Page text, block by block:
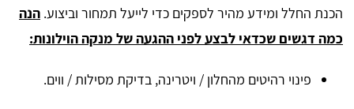
הכנת החלל ומידע מהיר לספקים כדי לייעל תמחור וביצוע. הנה
כמה דגשים שכדאי לבצע לפני ההגעה של מנקה הוילונות:
פינוי רהיטים מהחלון / ויטרינה, בדיקת מסילות / ווים.